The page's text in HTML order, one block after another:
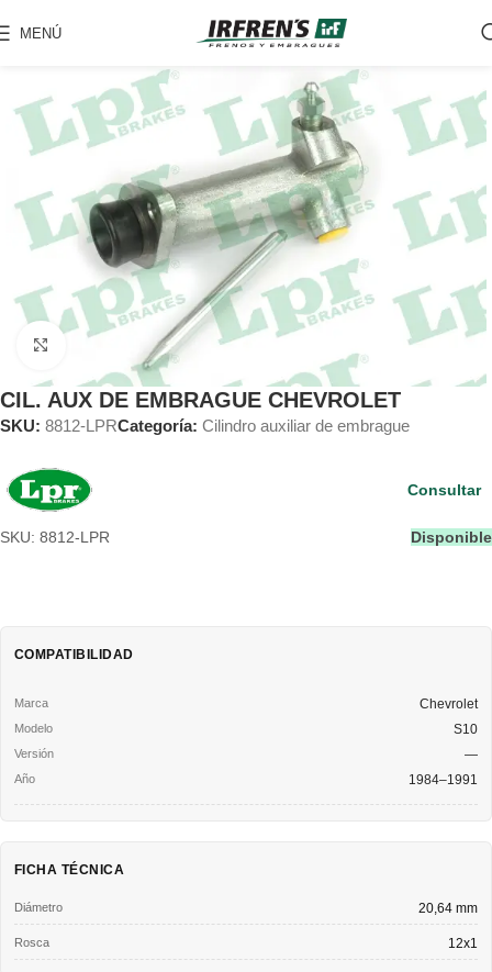
MENÚ
Clic para ampliar
CIL. AUX DE EMBRAGUE CHEVROLET
SKU: 8812-LPRCategoría: Cilindro auxiliar de embrague
SKU: 8812-LPR Disponible
Consultar
COMPATIBILIDAD
Chevrolet
S10
—
1984–1991
FICHA TÉCNICA
Diámetro 20,64 mm
Rosca 12x1